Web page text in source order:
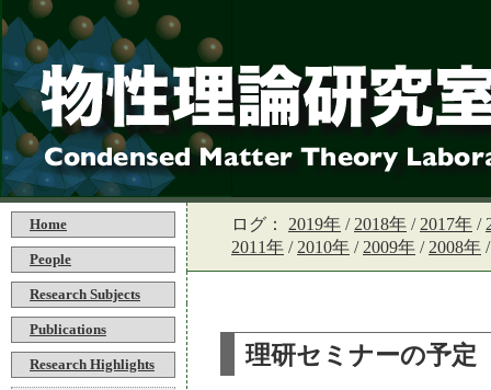
Home
People
Research Subjects
Publications
Research Highlights
ログ： 2019年 / 2018年 / 2017年 /
2011年 / 2010年 / 2009年 / 2008年
理研セミナーの予定